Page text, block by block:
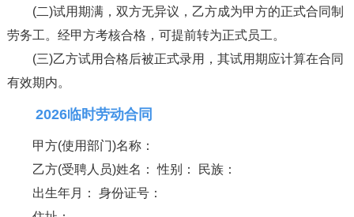
(二)试用期满，双方无异议，乙方成为甲方的正式合同制
劳务工。经甲方考核合格，可提前转为正式员工。
(三)乙方试用合格后被正式录用，其试用期应计算在合同
有效期内。
2026临时劳动合同
甲方(使用部门)名称：
乙方(受聘人员)姓名： 性别： 民族：
出生年月： 身份证号：